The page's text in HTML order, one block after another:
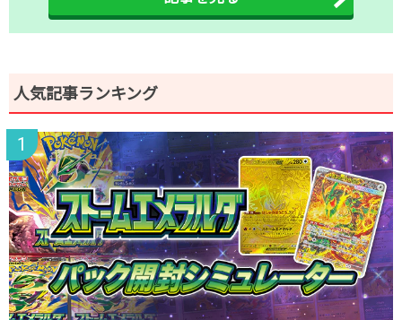
人気記事ランキング